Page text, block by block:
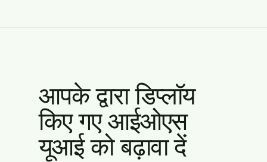
आपके द्वारा डिप्लॉय
किए गए आईओएस
यूआई को बढ़ावा दें